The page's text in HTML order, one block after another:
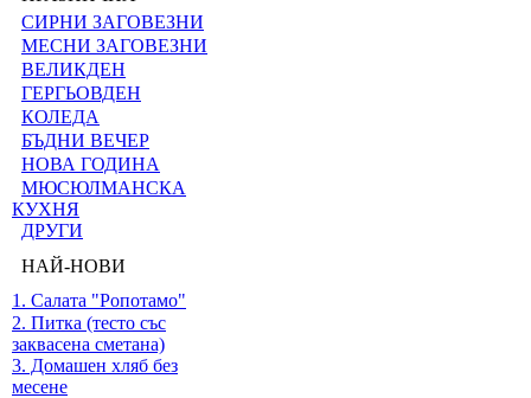
СИРНИ ЗАГОВЕЗНИ
МЕСНИ ЗАГОВЕЗНИ
ВЕЛИКДЕН
ГЕРГЬОВДЕН
КОЛЕДА
БЪДНИ ВЕЧЕР
НОВА ГОДИНА
МЮСЮЛМАНСКА
КУХНЯ
ДРУГИ
НАЙ-НОВИ
1. Салата "Ропотамо"
2. Питка (тесто със
заквасена сметана)
3. Домашен хляб без
месене